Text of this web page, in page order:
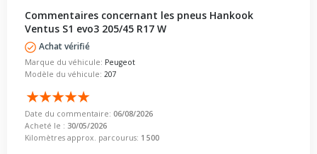
Commentaires concernant les pneus Hankook
Ventus S1 evo3 205/45 R17 W
Achat vérifié
Marque du véhicule: Peugeot
Modèle du véhicule: 207
Date du commentaire: 06/08/2026
Acheté le : 30/05/2026
Kilomètres approx. parcourus: 1 500